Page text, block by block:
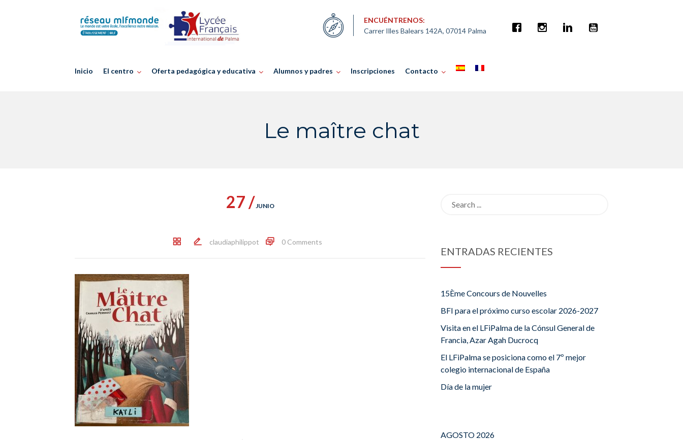
ENCUÉNTRENOS:
Carrer Illes Balears 142A, 07014 Palma
Inicio El centro Oferta pedagógica y educativa Alumnos y padres Inscripciones Contacto
Le maître chat
27 /JUNIO
claudiaphilippot 0 Comments
ENTRADAS RECIENTES
15Ème Concours de Nouvelles
BFI para el próximo curso escolar 2026-2027
Visita en el LFiPalma de la Cónsul General de
Francia, Azar Agah Ducrocq
El LFiPalma se posiciona como el 7º mejor
colegio internacional de España
Día de la mujer
AGOSTO 2026